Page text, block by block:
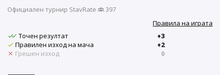
Официален турнир StavRate·
397
Правила на играта
Точен резултат
+3
Правилен изход на мача
+2
Грешен изход
0